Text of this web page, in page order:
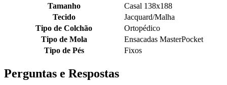
Tamanho
Casal 138x188
Tecido
Jacquard/Malha
Tipo de Colchão
Ortopédico
Tipo de Mola
Ensacadas MasterPocket
Tipo de Pés
Fixos
Perguntas e Respostas